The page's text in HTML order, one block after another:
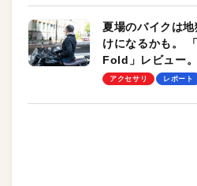
夏場のバイクは
けになるかも。
Fold」レビュー
却プレート、シン
アクセサリ レポート